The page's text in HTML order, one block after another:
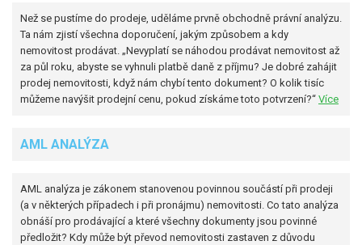
Než se pustíme do prodeje, uděláme prvně obchodně právní analýzu.
Ta nám zjistí všechna doporučení, jakým způsobem a kdy
nemovitost prodávat. „Nevyplatí se náhodou prodávat nemovitost až
za půl roku, abyste se vyhnuli platbě daně z příjmu? Je dobré zahájit
prodej nemovitosti, když nám chybí tento dokument? O kolik tisíc
můžeme navýšit prodejní cenu, pokud získáme toto potvrzení?“ Více
AML ANALÝZA
AML analýza je zákonem stanovenou povinnou součástí při prodeji
(a v některých případech i při pronájmu) nemovitosti. Co tato analýza
obnáší pro prodávající a které všechny dokumenty jsou povinné
předložit? Kdy může být převod nemovitosti zastaven z důvodu